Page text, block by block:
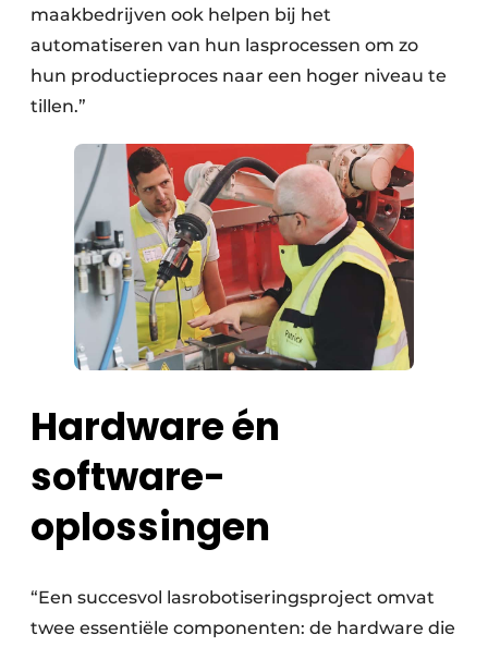
maakbedrijven ook helpen bij het
automatiseren van hun lasprocessen om zo
hun productieproces naar een hoger niveau te
tillen.”
Hardware én
software-
oplossingen
“Een succesvol lasrobotiseringsproject omvat
twee essentiële componenten: de hardware die